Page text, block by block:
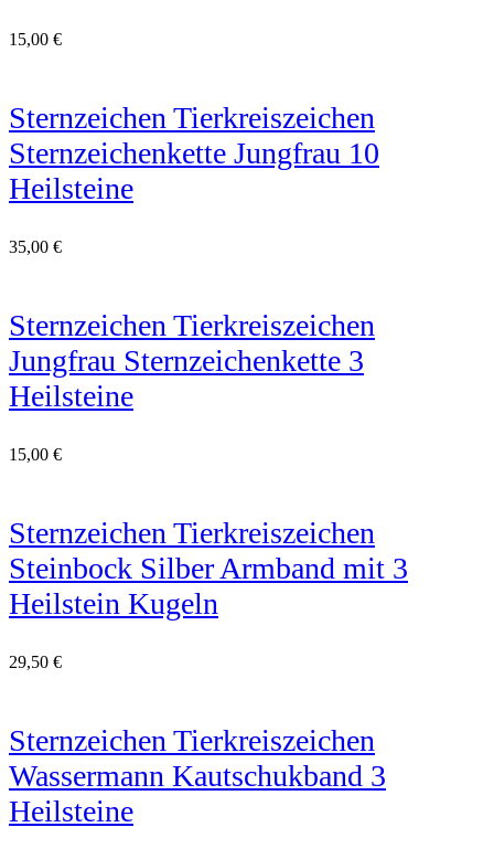
15,00 €
Sternzeichen Tierkreiszeichen
Sternzeichenkette Jungfrau 10
Heilsteine
35,00 €
Sternzeichen Tierkreiszeichen
Jungfrau Sternzeichenkette 3
Heilsteine
15,00 €
Sternzeichen Tierkreiszeichen
Steinbock Silber Armband mit 3
Heilstein Kugeln
29,50 €
Sternzeichen Tierkreiszeichen
Wassermann Kautschukband 3
Heilsteine